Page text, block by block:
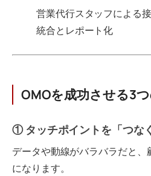
営業代行スタッフによる
統合とレポート化
OMOを成功させる3
① タッチポイントを「つな
データや動線がバラバラだと、
になります。